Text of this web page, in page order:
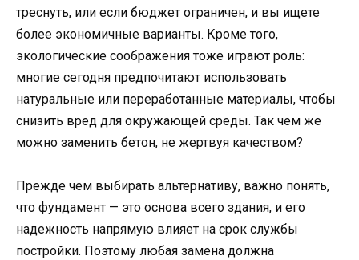
треснуть, или если бюджет ограничен, и вы ищете
более экономичные варианты. Кроме того,
экологические соображения тоже играют роль:
многие сегодня предпочитают использовать
натуральные или переработанные материалы, чтобы
снизить вред для окружающей среды. Так чем же
можно заменить бетон, не жертвуя качеством?
Прежде чем выбирать альтернативу, важно понять,
что фундамент — это основа всего здания, и его
надежность напрямую влияет на срок службы
постройки. Поэтому любая замена должна